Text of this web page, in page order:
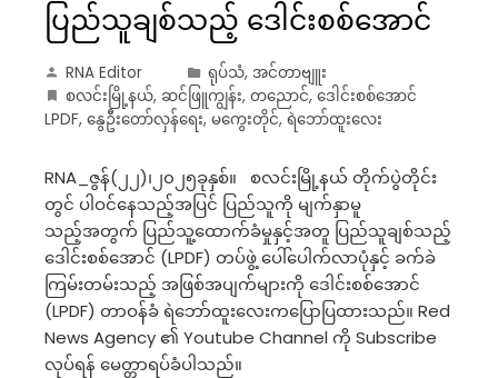
ပြည်သူချစ်သည့် ဒေါင်းစစ်အောင်
RNA Editor ရုပ်သံ, အင်တာဗျူး
စလင်းမြို့နယ်, ဆင်ဖြူကျွန်း, တညောင်, ဒေါင်းစစ်အောင်
LPDF, နွေဦးတော်လှန်ရေး, မကွေးတိုင်, ရဲဘော်ထူးလေး
RNA_ဇွန်(၂၂)၊၂၀၂၅ခုနှစ်။ စလင်းမြို့နယ် တိုက်ပွဲတိုင်း
တွင် ပါဝင်နေသည့်အပြင် ပြည်သူကို မျက်နှာမူ
သည့်အတွက် ပြည်သူ့ထောက်ခံမှုနှင့်အတူ ပြည်သူချစ်သည့်
ဒေါင်းစစ်အောင် (LPDF) တပ်ဖွဲ့ ပေါ်ပေါက်လာပုံနှင့် ခက်ခဲ
ကြမ်းတမ်းသည့် အဖြစ်အပျက်များကို ဒေါင်းစစ်အောင်
(LPDF) တာဝန်ခံ ရဲဘော်ထူးလေးကပြောပြထားသည်။ Red
News Agency ၏ Youtube Channel ကို Subscribe
လုပ်ရန် မေတ္တာရပ်ခံပါသည်။